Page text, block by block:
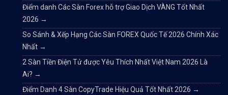
Điểm danh Các Sàn Forex hỗ trợ Giao Dịch VÀNG Tốt Nhất
2026 →
So Sánh & Xếp Hạng Các Sàn FOREX Quốc Tế 2026 Chính Xác
Nhất →
2 Sàn Tiền Điện Tử được Yêu Thích Nhất Việt Nam 2026 Là
Ai? →
Điểm Danh 4 Sàn CopyTrade Hiệu Quả Tốt Nhất 2026 →